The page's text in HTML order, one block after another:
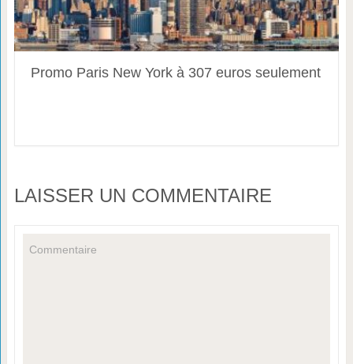
Promo Paris New York à 307 euros seulement
LAISSER UN COMMENTAIRE